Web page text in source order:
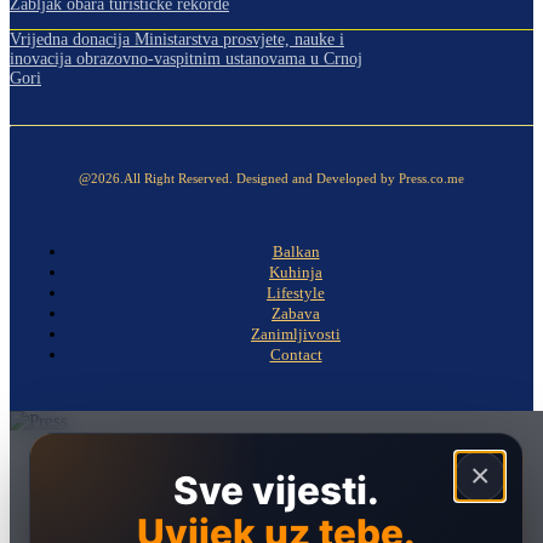
Žabljak obara turističke rekorde
Vrijedna donacija Ministarstva prosvjete, nauke i
inovacija obrazovno-vaspitnim ustanovama u Crnoj
Gori
@2026.All Right Reserved. Designed and Developed by Press.co.me
Balkan
Kuhinja
Lifestyle
Zabava
Zanimljivosti
Contact
×
Sve vijesti.
Uvijek uz tebe.